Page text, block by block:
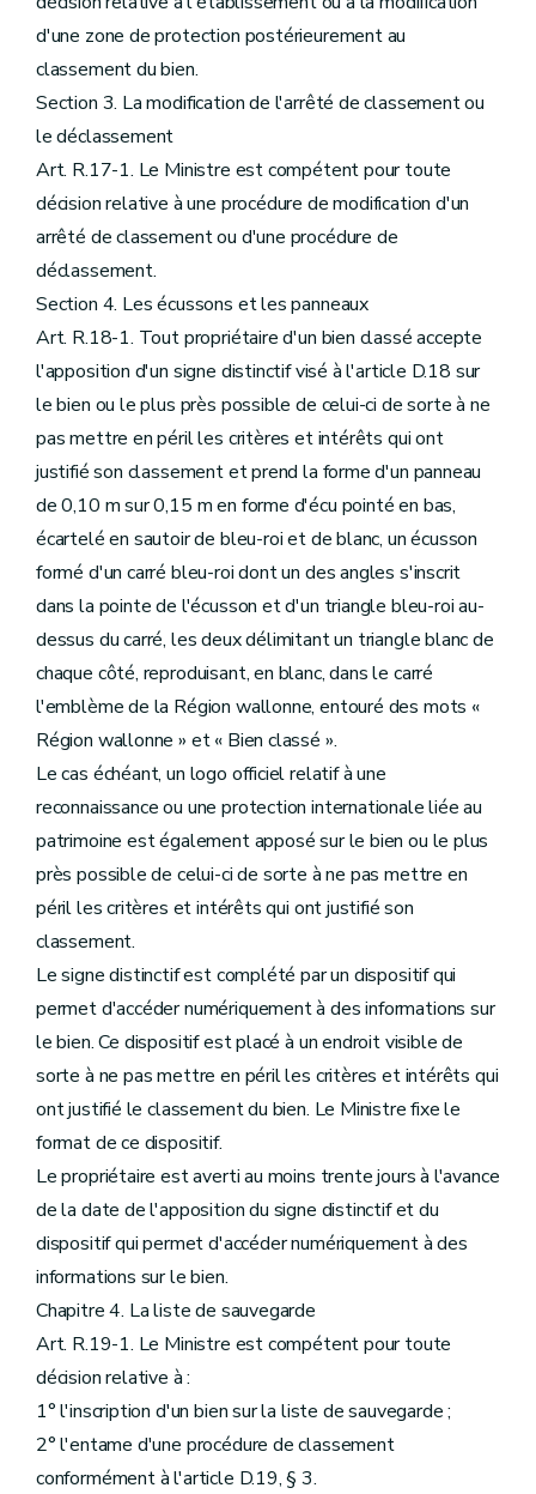
d'une zone de protection postérieurement au
classement du bien.
Section 3. La modification de l'arrêté de classement ou
le déclassement
Art. R.17-1. Le Ministre est compétent pour toute
décision relative à une procédure de modification d'un
arrêté de classement ou d'une procédure de
déclassement.
Section 4. Les écussons et les panneaux
Art. R.18-1. Tout propriétaire d'un bien classé accepte
l'apposition d'un signe distinctif visé à l'article D.18 sur
le bien ou le plus près possible de celui-ci de sorte à ne
pas mettre en péril les critères et intérêts qui ont
justifié son classement et prend la forme d'un panneau
de 0,10 m sur 0,15 m en forme d'écu pointé en bas,
écartelé en sautoir de bleu-roi et de blanc, un écusson
formé d'un carré bleu-roi dont un des angles s'inscrit
dans la pointe de l'écusson et d'un triangle bleu-roi au-
dessus du carré, les deux délimitant un triangle blanc de
chaque côté, reproduisant, en blanc, dans le carré
l'emblème de la Région wallonne, entouré des mots «
Région wallonne » et « Bien classé ».
Le cas échéant, un logo officiel relatif à une
reconnaissance ou une protection internationale liée au
patrimoine est également apposé sur le bien ou le plus
près possible de celui-ci de sorte à ne pas mettre en
péril les critères et intérêts qui ont justifié son
classement.
Le signe distinctif est complété par un dispositif qui
permet d'accéder numériquement à des informations sur
le bien. Ce dispositif est placé à un endroit visible de
sorte à ne pas mettre en péril les critères et intérêts qui
ont justifié le classement du bien. Le Ministre fixe le
format de ce dispositif.
Le propriétaire est averti au moins trente jours à l'avance
de la date de l'apposition du signe distinctif et du
dispositif qui permet d'accéder numériquement à des
informations sur le bien.
Chapitre 4. La liste de sauvegarde
Art. R.19-1. Le Ministre est compétent pour toute
décision relative à :
1° l'inscription d'un bien sur la liste de sauvegarde ;
2° l'entame d'une procédure de classement
conformément à l'article D.19, § 3.